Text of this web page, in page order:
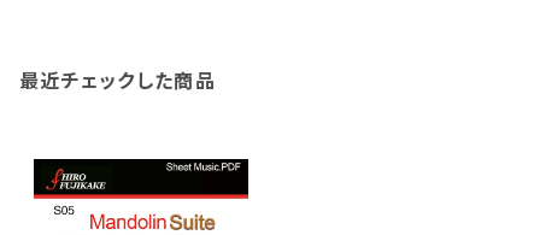
最近チェックした商品